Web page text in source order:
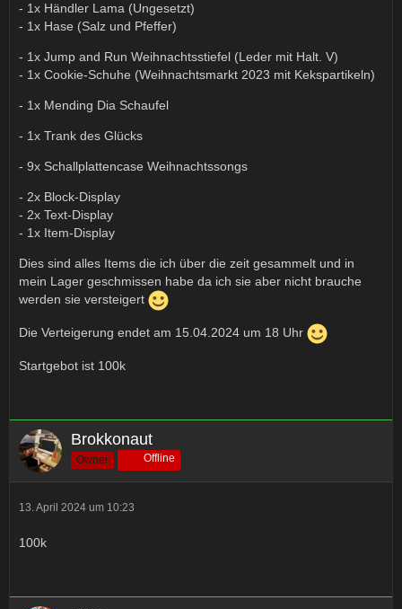
- 1x Händler Lama (Ungesetzt)
- 1x Hase (Salz und Pfeffer)
- 1x Jump and Run Weihnachtsstiefel (Leder mit Halt. V)
- 1x Cookie-Schuhe (Weihnachtsmarkt 2023 mit Kekspartikeln)
- 1x Mending Dia Schaufel
- 1x Trank des Glücks
- 9x Schallplattencase Weihnachtssongs
- 2x Block-Display
- 2x Text-Display
- 1x Item-Display
Dies sind alles Items die ich über die zeit gesammelt und in
mein Lager geschmissen habe da ich sie aber nicht brauche
werden sie versteigert
Die Verteigerung endet am 15.04.2024 um 18 Uhr
Startgebot ist 100k
Brokkonaut
Owner Offline
13. April 2024 um 10:23
100k